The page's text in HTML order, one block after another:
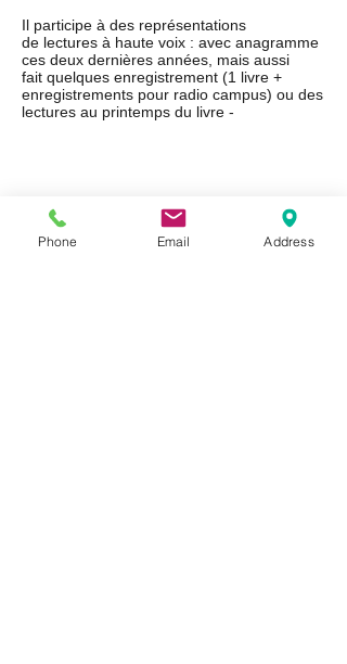
Il participe à des représentations
de lectures à haute voix : avec anagramme
ces deux dernières années, mais aussi
fait quelques enregistrement (1 livre +
enregistrements pour radio campus) ou des
lectures au printemps du livre -
Phone Email Address